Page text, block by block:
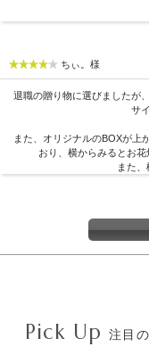
ちぃ。様
退職の贈り物に選びましたが
サ
また、オリジナルのBOXが上
おり、横からみるとお花
また、